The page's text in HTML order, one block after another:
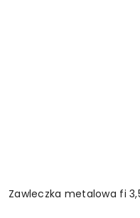
Zawleczka metalowa fi